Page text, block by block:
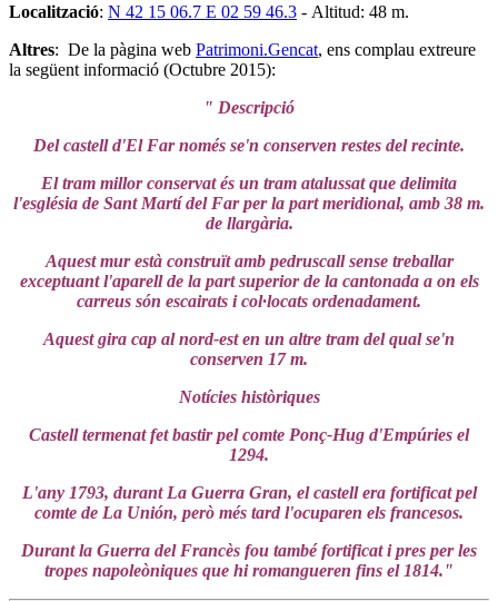
Localització: N 42 15 06.7 E 02 59 46.3 - Altitud: 48 m.
Altres: De la pàgina web Patrimoni.Gencat, ens complau extreure
la següent informació (Octubre 2015):
" Descripció
Del castell d'El Far només se'n conserven restes del recinte.
El tram millor conservat és un tram atalussat que delimita
l'església de Sant Martí del Far per la part meridional, amb 38 m.
de llargària.
Aquest mur està construït amb pedruscall sense treballar
exceptuant l'aparell de la part superior de la cantonada a on els
carreus són escairats i col·locats ordenadament.
Aquest gira cap al nord-est en un altre tram del qual se'n
conserven 17 m.
Notícies històriques
Castell termenat fet bastir pel comte Ponç-Hug d'Empúries el
1294.
L'any 1793, durant La Guerra Gran, el castell era fortificat pel
comte de La Unión, però més tard l'ocuparen els francesos.
Durant la Guerra del Francès fou també fortificat i pres per les
tropes napoleòniques que hi romangueren fins el 1814."